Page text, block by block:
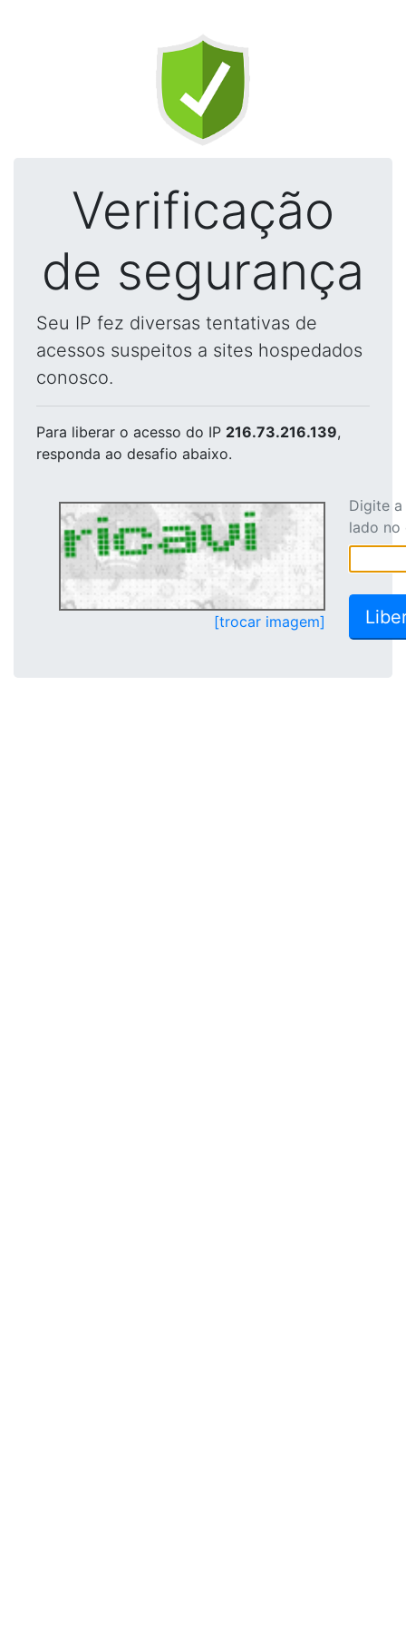
Verificação
de segurança
Seu IP fez diversas tentativas de
acessos suspeitos a sites hospedados
conosco.
Para liberar o acesso do IP 216.73.216.139,
responda ao desafio abaixo.
[trocar imagem]
Digite
lado no